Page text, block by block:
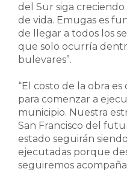
del Sur siga
de vida. Emugas es
de llegar a todos los
que solo ocurría
bulevares”.
“El costo de la obra
para comenzar a
municipio. Nuestra
San Francisco del
estado seguirán
ejecutadas porque
seguiremos